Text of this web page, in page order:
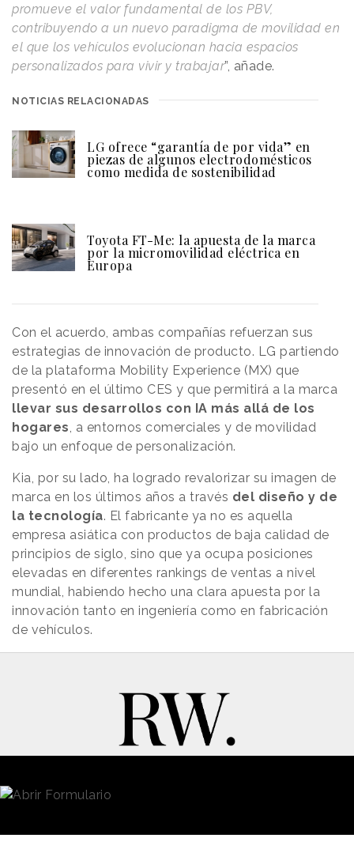
promueve el valor fundamental de los PBV,
contribuyendo a un nuevo paradigma de movilidad en
el que los vehículos evolucionan hacia espacios
personalizados para vivir y trabajar”, añade.
NOTICIAS RELACIONADAS
LG ofrece “garantía de por vida” en
piezas de algunos electrodomésticos
como medida de sostenibilidad
Toyota FT-Me: la apuesta de la marca
por la micromovilidad eléctrica en
Europa
Con el acuerdo, ambas compañías refuerzan sus
estrategias de innovación de producto. LG partiendo
de la plataforma Mobility Experience (MX) que
presentó en el último CES y que permitirá a la marca
llevar sus desarrollos con IA más allá de los
hogares , a entornos comerciales y de movilidad
bajo un enfoque de personalización.
Kia, por su lado, ha logrado revalorizar su imagen de
marca en los últimos años a través del diseño y de
la tecnología. El fabricante ya no es aquella
empresa asiática con productos de baja calidad de
principios de siglo, sino que ya ocupa posiciones
elevadas en diferentes rankings de ventas a nivel
mundial, habiendo hecho una clara apuesta por la
innovación tanto en ingeniería como en fabricación
de vehículos.
Contacto